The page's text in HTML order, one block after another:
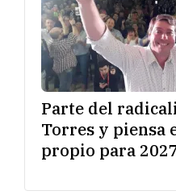
Parte del
Torres y piensa
propio para